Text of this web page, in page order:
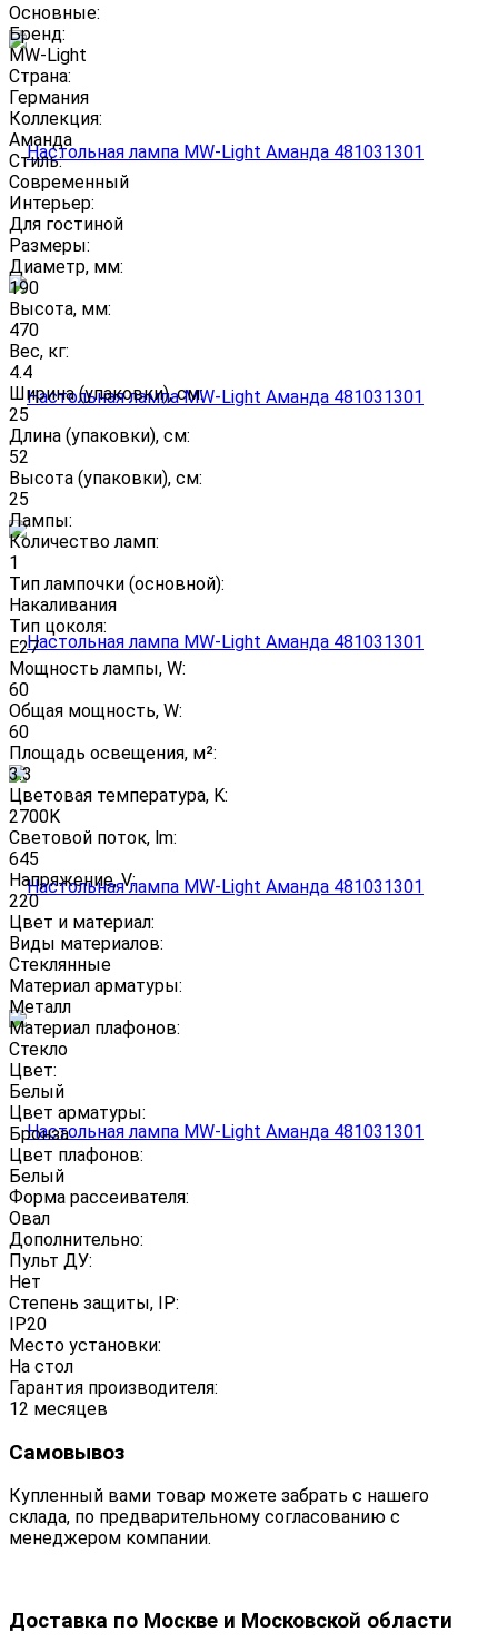
Основные:
Бренд:
MW-Light
Страна:
Германия
Коллекция:
Аманда
Стиль:
Современный
Интерьер:
Для гостиной
Размеры:
Диаметр, мм:
190
Высота, мм:
470
Вес, кг:
4.4
Ширина (упаковки), см:
25
Длина (упаковки), см:
52
Высота (упаковки), см:
25
Лампы:
Количество ламп:
1
Тип лампочки (основной):
Накаливания
Тип цоколя:
E27
Мощность лампы, W:
60
Общая мощность, W:
60
Площадь освещения, м²:
3.3
Цветовая температура, K:
2700K
Световой поток, lm:
645
Напряжение, V:
220
Цвет и материал:
Виды материалов:
Стеклянные
Материал арматуры:
Металл
Материал плафонов:
Стекло
Цвет:
Белый
Цвет арматуры:
Бронза
Цвет плафонов:
Белый
Форма рассеивателя:
Овал
Дополнительно:
Пульт ДУ:
Нет
Степень защиты, IP:
IP20
Место установки:
На стол
Гарантия производителя:
12 месяцев
Самовывоз
Купленный вами товар можете забрать с нашего
склада, по предварительному согласованию с
менеджером компании.
Доставка по Москве и Московской области